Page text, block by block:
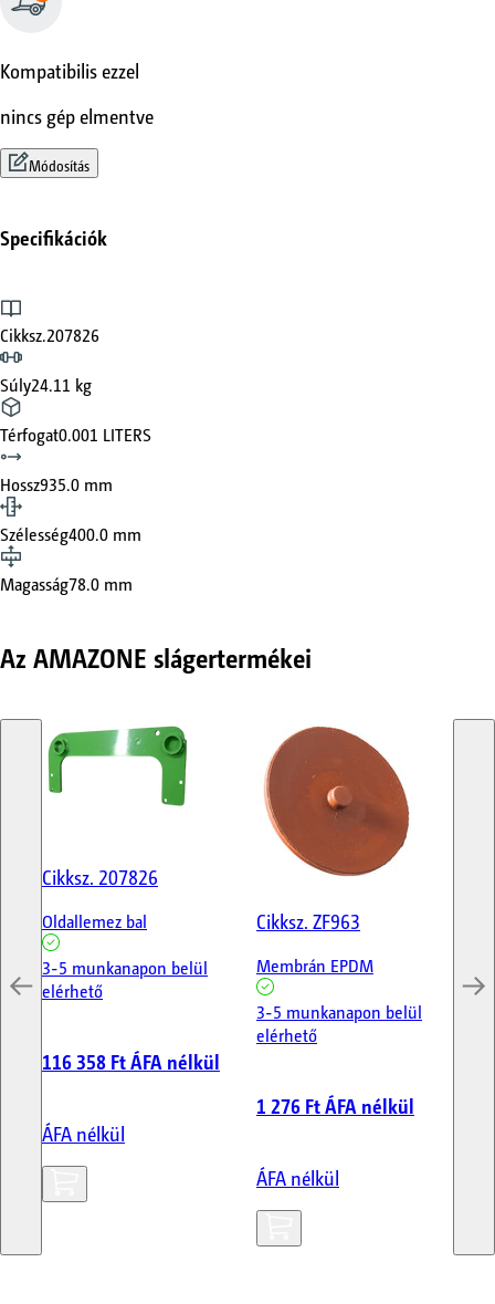
Kompatibilis ezzel
nincs gép elmentve
Módosítás
Specifikációk
Cikksz.207826
Súly24.11 kg
Térfogat0.001 LITERS
Hossz935.0 mm
Szélesség400.0 mm
Magasság78.0 mm
Az AMAZONE slágertermékei
Cikksz. 207826
Oldallemez bal
3-5 munkanapon belül
elérhető
116 358 FtÁFA nélkül
ÁFA nélkül
Cikksz. ZF963
Membrán EPDM
3-5 munkanapon belül
elérhető
1 276 FtÁFA nélkül
ÁFA nélkül